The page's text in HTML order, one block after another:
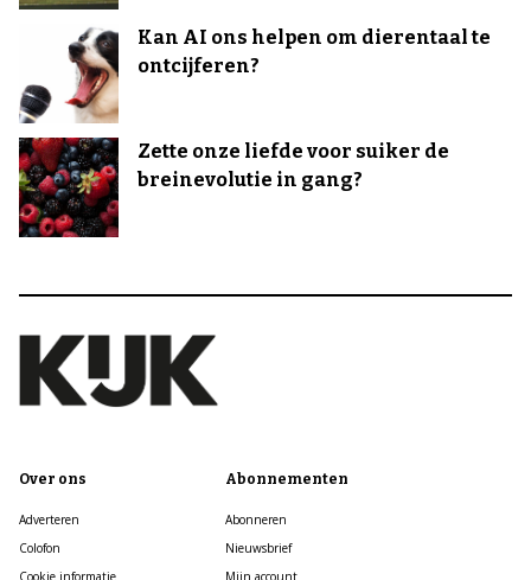
Kan AI ons helpen om dierentaal te
ontcijferen?
Zette onze liefde voor suiker de
breinevolutie in gang?
Over ons
Adverteren
Colofon
Cookie informatie
Abonnementen
Abonneren
Nieuwsbrief
Mijn account